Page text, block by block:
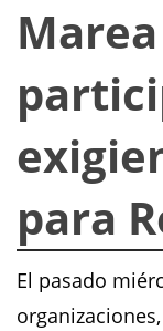
para
El pasado